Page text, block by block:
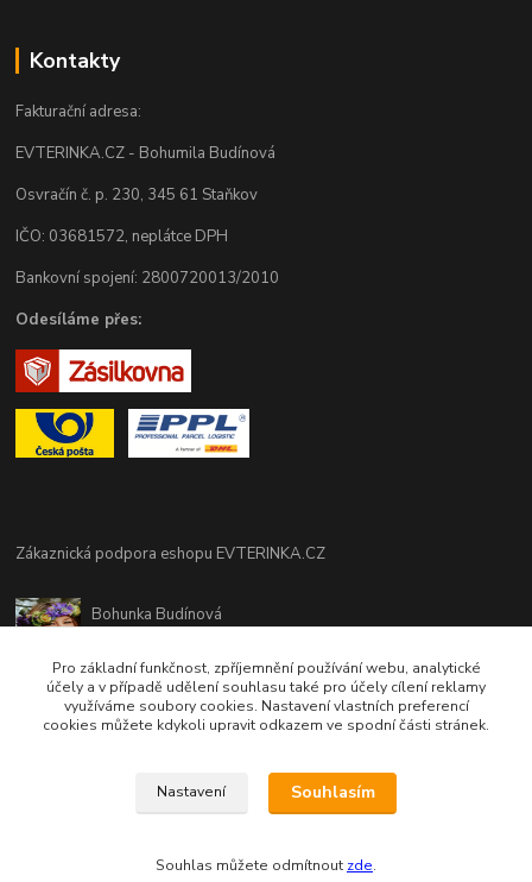
Kontakty
Fakturační adresa:
EVTERINKA.CZ - Bohumila Budínová
Osvračín č. p. 230, 345 61 Staňkov
IČO: 03681572, neplátce DPH
Bankovní spojení: 2800720013/2010
Odesíláme přes:
Zákaznická podpora eshopu EVTERINKA.CZ
Bohunka Budínová
(Po-Pá - 9:00-17:00hod, So 8:00-12:00hod)
obchod@evterinka.cz
Pro základní funkčnost, zpříjemnění používání webu, analytické
účely a v případě udělení souhlasu také pro účely cílení reklamy
využíváme soubory cookies. Nastavení vlastních preferencí
cookies můžete kdykoli upravit odkazem ve spodní části stránek.
Nastavení Souhlasím
Souhlas můžete odmítnout zde.